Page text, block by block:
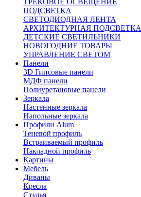
ТРЕКОВОЕ ОСВЕЩЕНИЕ
ПОДСВЕТКА
СВЕТОДИОДНАЯ ЛЕНТА
АРХИТЕКТУРНАЯ ПОДСВЕТКА
ДЕТСКИЕ СВЕТИЛЬНИКИ
НОВОГОДНИЕ ТОВАРЫ
УПРАВЛЕНИЕ СВЕТОМ
Панели
3D Гипсовые панели
МДФ панели
Полиуретановые панели
Зеркала
Настенные зеркала
Напольные зеркала
Профили Alum
Теневой профиль
Встраиваемый профиль
Накладной профиль
Картины
Мебель
Диваны
Кресла
Стулья